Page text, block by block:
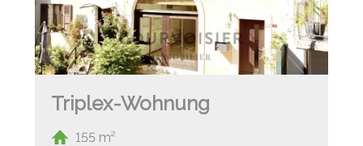
Triplex-Wohnung
155 m²